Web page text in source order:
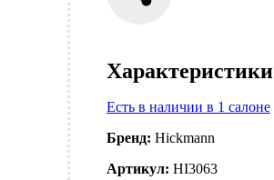
Характеристики
Есть в наличии в 1 салоне
Бренд: Hickmann
Артикул: HI3063